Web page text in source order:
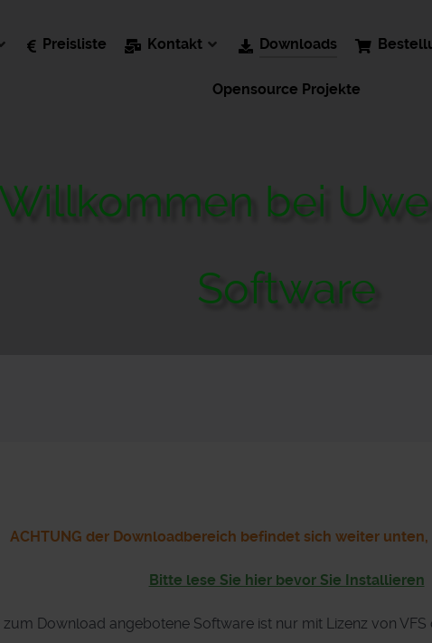
Preisliste Kontakt Downloads
Opensource Projekte
Willkommen bei
Software
ACHTUNG der Downloadbereich befindet sich weiter
Bitte lese Sie hier bevor Sie Installieren
zum Download angebotene Software ist nur mit Lizenz von